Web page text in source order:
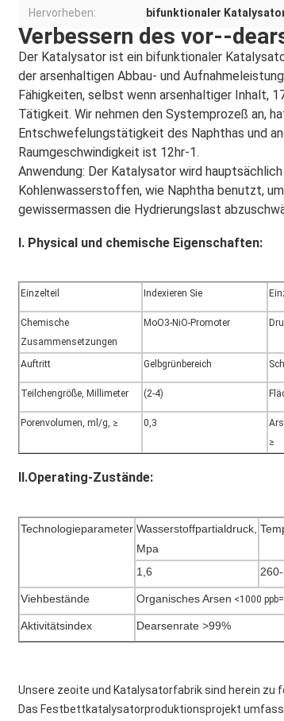
Hervorheben: bifunktionaler
Verbessern des vor--
Der Katalysator ist ein bifunktionaler
der arsenhaltigen Abbau- und
Fähigkeiten, selbst wenn arsenhaltiger Inhalt,
Tätigkeit. Wir nehmen den Systemprozeß an,
Entschwefelungstätigkeit des Naphthas und
Raumgeschwindigkeit ist 12hr-1.
Anwendung: Der Katalysator wird
Kohlenwasserstoffen, wie Naphtha benutzt,
gewissermassen die Hydrierungslast
I. Physical und chemische Eigenschaften:
Einzelteil Indexieren Sie
Chemische
Zusammensetzungen
MoO3-NiO-Promoter
Auftritt Gelbgrünbereich
Teilchengröße, Millimeter (2-4)
Porenvolumen, ml/g, ≥ 0,3
≥
II.Operating-Zustände:
Technologieparameter Wasserstoffpartialdruck,
Mpa
1,6
Viehbestände Organisches Arsen <1000
Aktivitätsindex Dearsenrate >99%
Unsere zeoite und Katalysatorfabrik sind herein zu
Das Festbettkatalysatorproduktionsprojekt